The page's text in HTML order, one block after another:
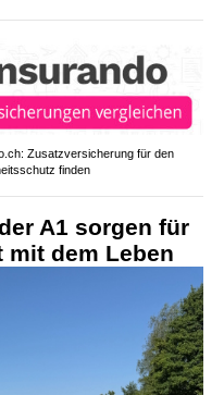
Zusatzversicherung für den
finden
A1 sorgen für
mit dem Leben